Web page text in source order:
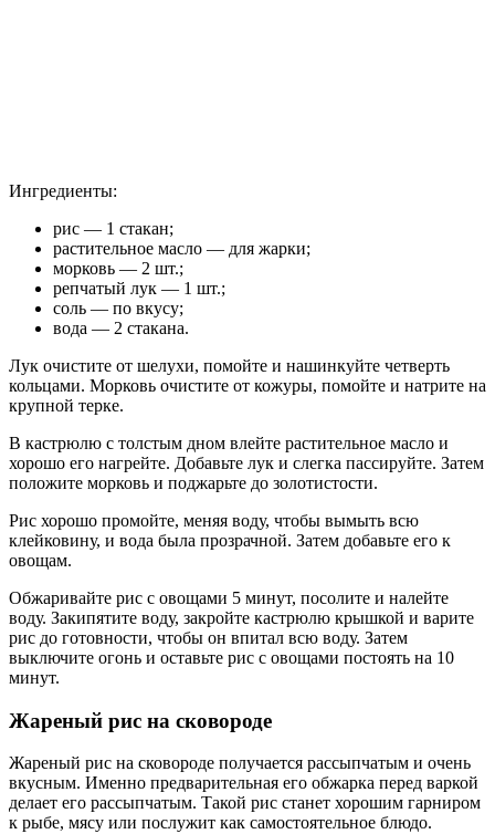
Ингредиенты:
рис — 1 стакан;
растительное масло — для жарки;
морковь — 2 шт.;
репчатый лук — 1 шт.;
соль — по вкусу;
вода — 2 стакана.
Лук очистите от шелухи, помойте и нашинкуйте четверть
кольцами. Морковь очистите от кожуры, помойте и натрите на
крупной терке.
В кастрюлю с толстым дном влейте растительное масло и
хорошо его нагрейте. Добавьте лук и слегка пассируйте. Затем
положите морковь и поджарьте до золотистости.
Рис хорошо промойте, меняя воду, чтобы вымыть всю
клейковину, и вода была прозрачной. Затем добавьте его к
овощам.
Обжаривайте рис с овощами 5 минут, посолите и налейте
воду. Закипятите воду, закройте кастрюлю крышкой и варите
рис до готовности, чтобы он впитал всю воду. Затем
выключите огонь и оставьте рис с овощами постоять на 10
минут.
Жареный рис на сковороде
Жареный рис на сковороде получается рассыпчатым и очень
вкусным. Именно предварительная его обжарка перед варкой
делает его рассыпчатым. Такой рис станет хорошим гарниром
к рыбе, мясу или послужит как самостоятельное блюдо.